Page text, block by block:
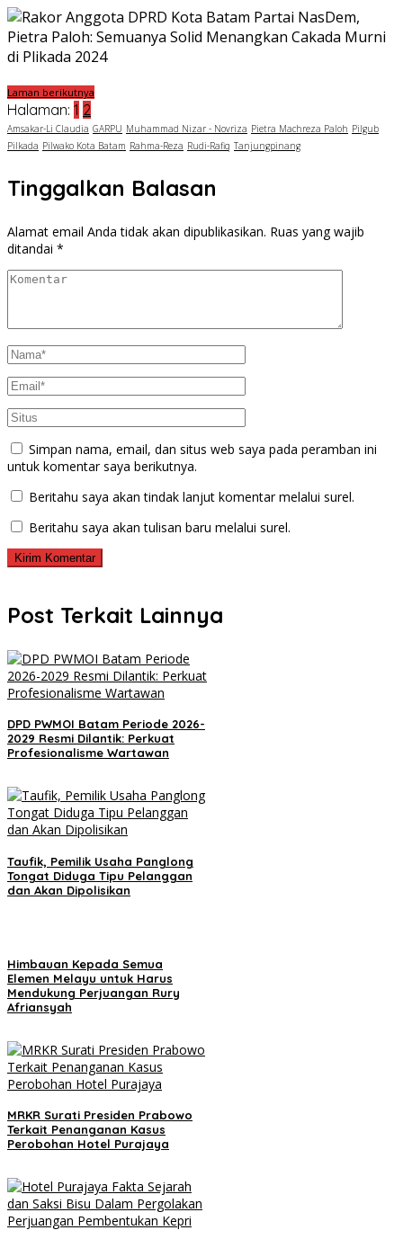
Laman berikutnya
Halaman: 1 2
Amsakar-Li Claudia GARPU Muhammad Nizar - Novriza Pietra Machreza Paloh Pilgub
Pilkada Pilwako Kota Batam Rahma-Reza Rudi-Rafiq Tanjungpinang
Tinggalkan Balasan
Alamat email Anda tidak akan dipublikasikan. Ruas yang wajib
ditandai *
Simpan nama, email, dan situs web saya pada peramban ini
untuk komentar saya berikutnya.
Beritahu saya akan tindak lanjut komentar melalui surel.
Beritahu saya akan tulisan baru melalui surel.
Post Terkait Lainnya
DPD PWMOI Batam Periode 2026-
2029 Resmi Dilantik: Perkuat
Profesionalisme Wartawan
Taufik, Pemilik Usaha Panglong
Tongat Diduga Tipu Pelanggan
dan Akan Dipolisikan
Himbauan Kepada Semua
Elemen Melayu untuk Harus
Mendukung Perjuangan Rury
Afriansyah
MRKR Surati Presiden Prabowo
Terkait Penanganan Kasus
Perobohan Hotel Purajaya